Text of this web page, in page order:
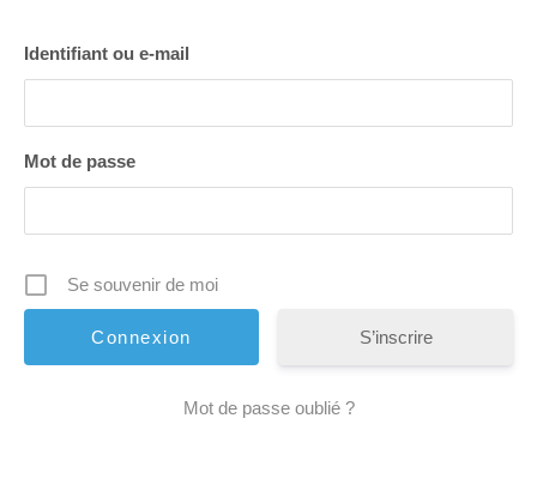
Identifiant ou e-mail
Mot de passe
Se souvenir de moi
S’inscrire
Mot de passe oublié ?